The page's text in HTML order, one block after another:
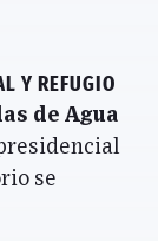
y Refugio
de Agua
se